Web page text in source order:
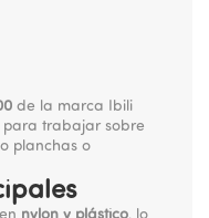
de la marca Ibili
para trabajar sobre
planchas o